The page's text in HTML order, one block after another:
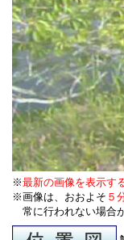
※最新の画像を表示す
※画像は、おおよそ ５
常に行われない場合